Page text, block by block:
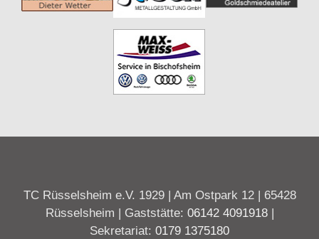
TC Rüsselsheim e.V. 1929 | Am Ostpark 12 | 65428
Rüsselsheim | Gaststätte: 06142 4091918|
Sekretariat: 0179 1375180